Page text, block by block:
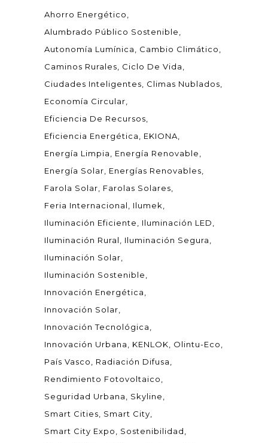
Ahorro Energético
Alumbrado Público Sostenible
Autonomía Lumínica
Cambio Climático
Caminos Rurales
Ciclo De Vida
Ciudades Inteligentes
Climas Nublados
Economía Circular
Eficiencia De Recursos
Eficiencia Energética
EKIONA
Energía Limpia
Energía Renovable
Energía Solar
Energías Renovables
Farola Solar
Farolas Solares
Feria Internacional
Ilumek
Iluminación Eficiente
Iluminación LED
Iluminación Rural
Iluminación Segura
Iluminación Solar
Iluminación Sostenible
Innovación Energética
Innovación Solar
Innovación Tecnológica
Innovación Urbana
KENLOK
Olintu-Eco
País Vasco
Radiación Difusa
Rendimiento Fotovoltaico
Seguridad Urbana
Skyline
Smart Cities
Smart City
Smart City Expo
Sostenibilidad